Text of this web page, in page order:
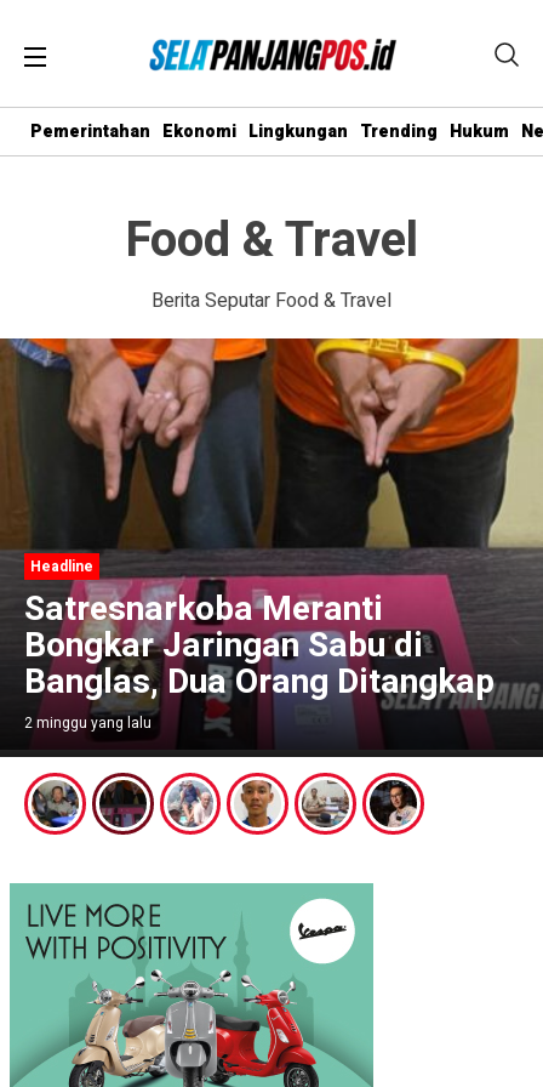
Pemerintahan Ekonomi Lingkungan Trending Hukum
Food & Travel
Berita Seputar Food & Travel
Headline
Satresnarkoba Meranti
Bongkar Jaringan Sabu di
Banglas, Dua Orang Ditangkap
2 minggu yang lalu